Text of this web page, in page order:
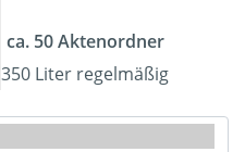
ca. 50 Aktenordner
350 Liter regelmäßig